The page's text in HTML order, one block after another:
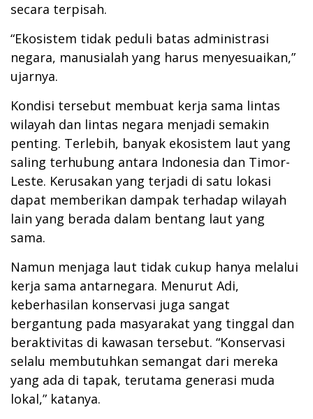
secara terpisah.
“Ekosistem tidak peduli batas administrasi
negara, manusialah yang harus menyesuaikan,”
ujarnya.
Kondisi tersebut membuat kerja sama lintas
wilayah dan lintas negara menjadi semakin
penting. Terlebih, banyak ekosistem laut yang
saling terhubung antara Indonesia dan Timor-
Leste. Kerusakan yang terjadi di satu lokasi
dapat memberikan dampak terhadap wilayah
lain yang berada dalam bentang laut yang
sama.
Namun menjaga laut tidak cukup hanya melalui
kerja sama antarnegara. Menurut Adi,
keberhasilan konservasi juga sangat
bergantung pada masyarakat yang tinggal dan
beraktivitas di kawasan tersebut. “Konservasi
selalu membutuhkan semangat dari mereka
yang ada di tapak, terutama generasi muda
lokal,” katanya.